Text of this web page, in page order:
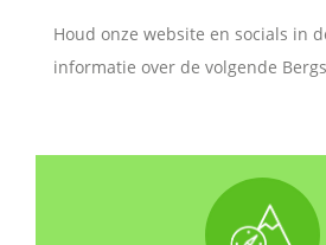
Houd onze website en socials in
informatie over de volgende